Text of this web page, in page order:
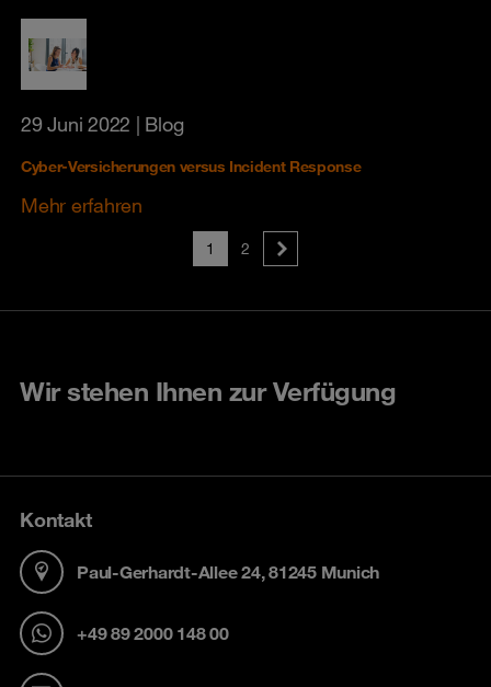
29 Juni 2022 | Blog
Cyber-Versicherungen versus Incident Response
Mehr erfahren
1 2
Wir stehen Ihnen zur Verfügung
Kontakt
Paul-Gerhardt-Allee 24, 81245 Munich
+49 89 2000 148 00